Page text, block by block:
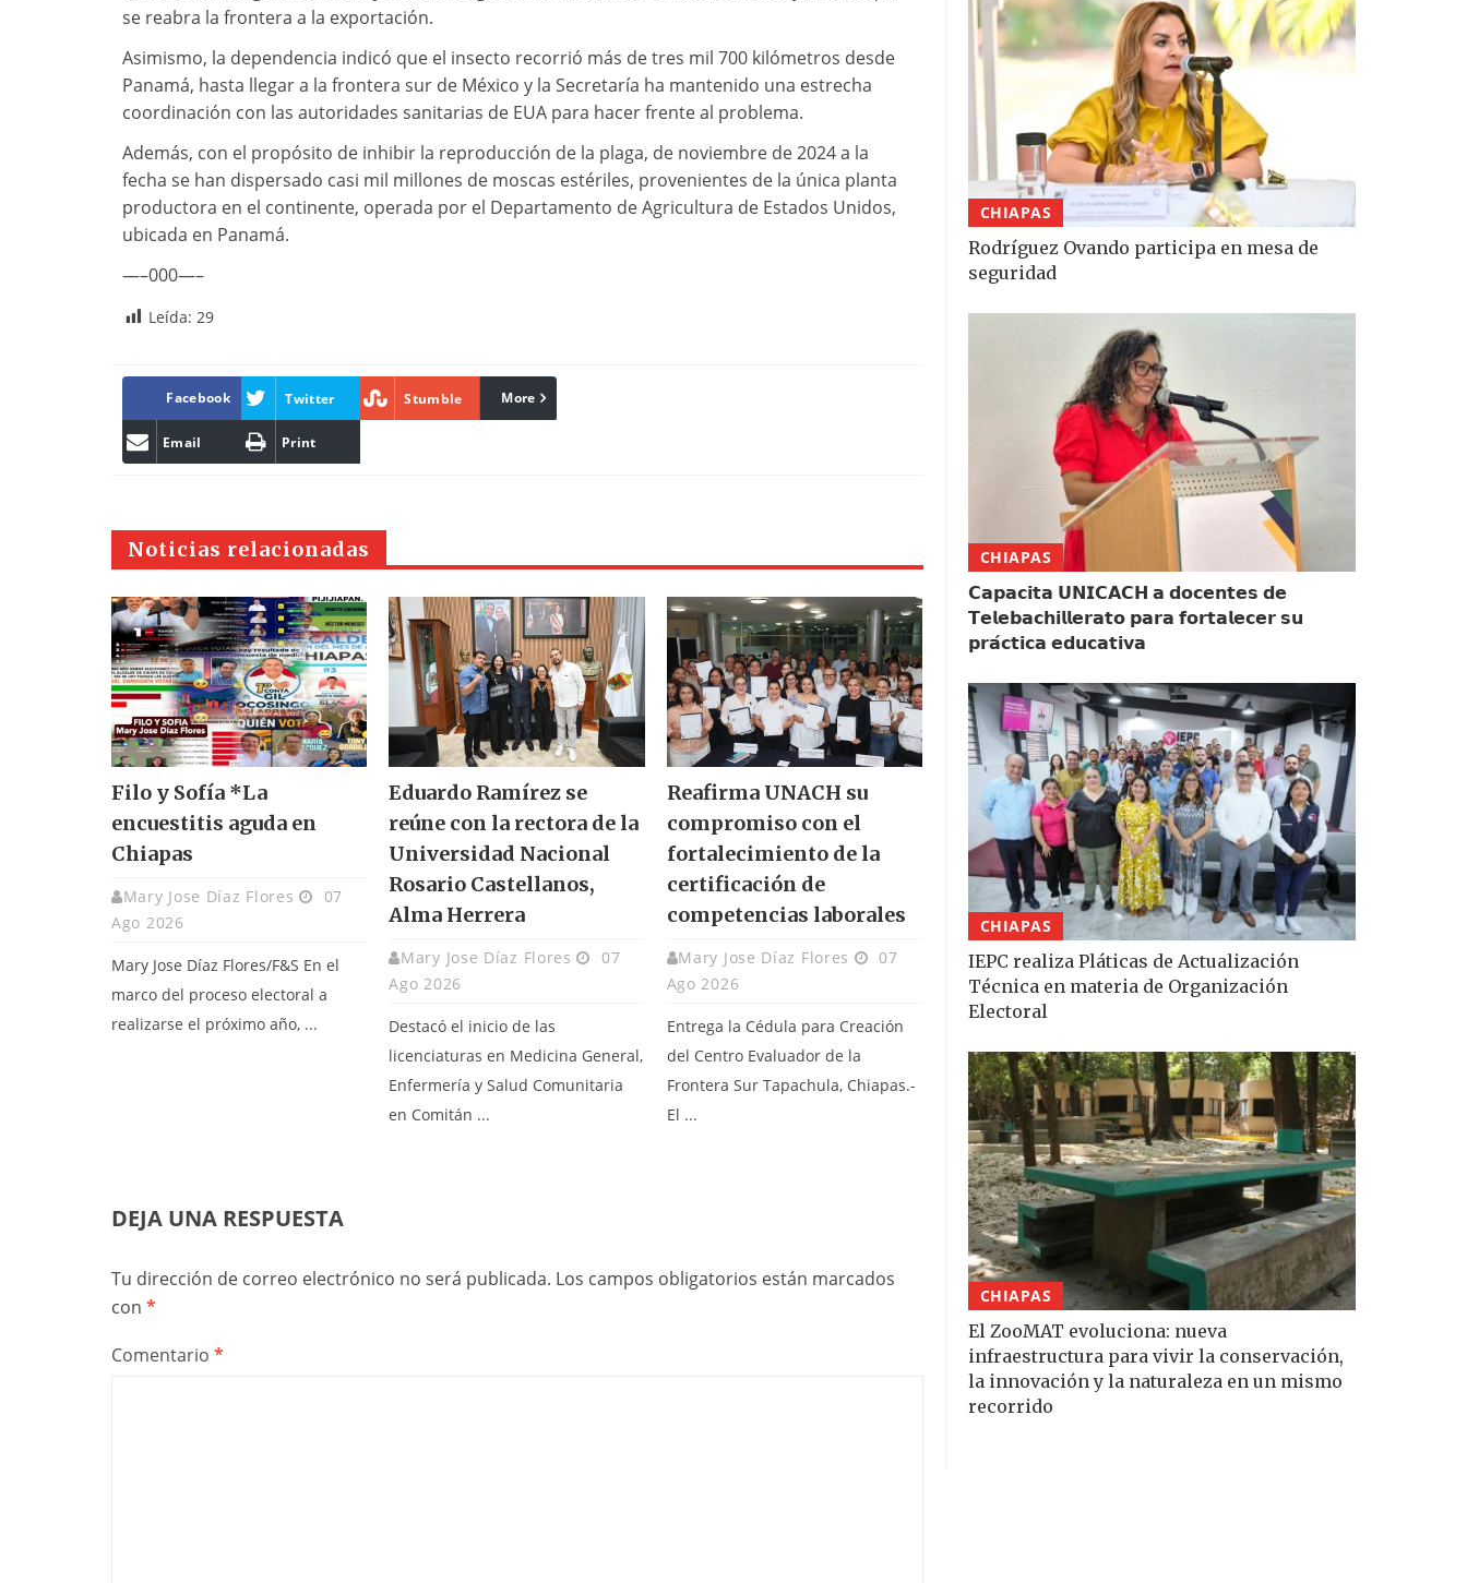
se reabra la frontera a la exportación.
Asimismo, la dependencia indicó que el insecto recorrió más de tres mil 700 kilómetros desde
Panamá, hasta llegar a la frontera sur de México y la Secretaría ha mantenido una estrecha
coordinación con las autoridades sanitarias de EUA para hacer frente al problema.
Además, con el propósito de inhibir la reproducción de la plaga, de noviembre de 2024 a la
fecha se han dispersado casi mil millones de moscas estériles, provenientes de la única planta
productora en el continente, operada por el Departamento de Agricultura de Estados Unidos,
ubicada en Panamá.
—–000—–
Leída: 29
Facebook Twitter Stumble linkedin
Email Print
More
Noticias relacionadas
Filo y Sofía *La
encuestitis aguda en
Chiapas
Mary Jose Díaz Flores
07
Ago 2026
Mary Jose Díaz Flores/F&S En el
marco del proceso electoral a
realizarse el próximo año, ...
Eduardo Ramírez se
reúne con la rectora de la
Universidad Nacional
Rosario Castellanos,
Alma Herrera
Mary Jose Díaz Flores
07
Ago 2026
Destacó el inicio de las
licenciaturas en Medicina General,
Enfermería y Salud Comunitaria
en Comitán ...
Reafirma UNACH su
compromiso con el
fortalecimiento de la
certificación de
competencias laborales
Mary Jose Díaz Flores
07
Ago 2026
Entrega la Cédula para Creación
del Centro Evaluador de la
Frontera Sur Tapachula, Chiapas.-
El ...
DEJA UNA RESPUESTA
Tu dirección de correo electrónico no será publicada. Los campos obligatorios están marcados
con *
Comentario *
CHIAPAS
Rodríguez Ovando participa en mesa de
seguridad
CHIAPAS
𝗖𝗮𝗽𝗮𝗰𝗶𝘁𝗮 𝗨𝗡𝗜𝗖𝗔𝗖𝗛 𝗮 𝗱𝗼𝗰𝗲𝗻𝘁𝗲𝘀 𝗱𝗲
𝗧𝗲𝗹𝗲𝗯𝗮𝗰𝗵𝗶𝗹𝗹𝗲𝗿𝗮𝘁𝗼 𝗽𝗮𝗿𝗮 𝗳𝗼𝗿𝘁𝗮𝗹𝗲𝗰𝗲𝗿 𝘀𝘂
𝗽𝗿𝗮́𝗰𝘁𝗶𝗰𝗮 𝗲𝗱𝘂𝗰𝗮𝘁𝗶𝘃𝗮
CHIAPAS
IEPC realiza Pláticas de Actualización
Técnica en materia de Organización
Electoral
CHIAPAS
El ZooMAT evoluciona: nueva
infraestructura para vivir la conservación,
la innovación y la naturaleza en un mismo
recorrido